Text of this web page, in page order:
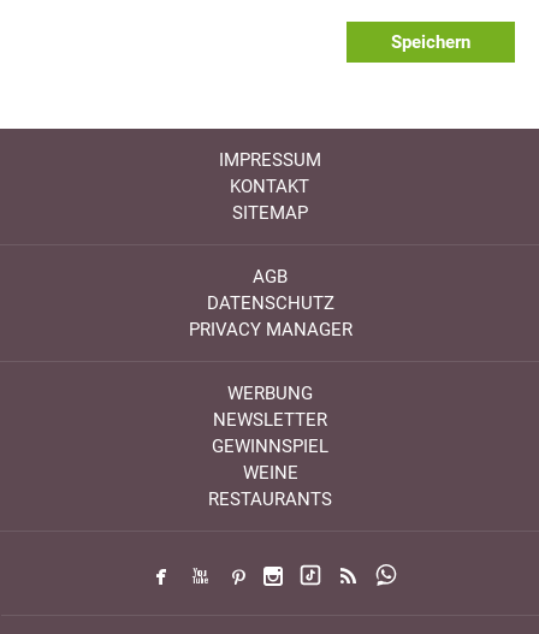
Speichern
IMPRESSUM
KONTAKT
SITEMAP
AGB
DATENSCHUTZ
PRIVACY MANAGER
WERBUNG
NEWSLETTER
GEWINNSPIEL
WEINE
RESTAURANTS